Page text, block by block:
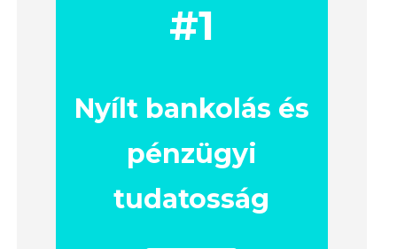
#1
Nyílt bankolás és
pénzügyi
tudatosság